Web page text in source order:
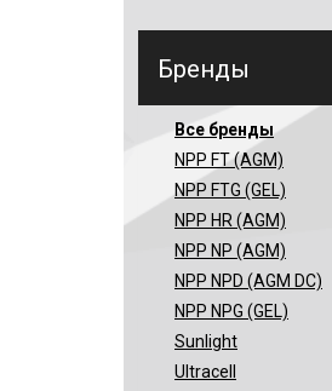
Бренды
Все бренды
NPP FT (AGM)
NPP FTG (GEL)
NPP HR (AGM)
NPP NP (AGM)
NPP NPD (AGM DC)
NPP NPG (GEL)
Sunlight
Ultracell